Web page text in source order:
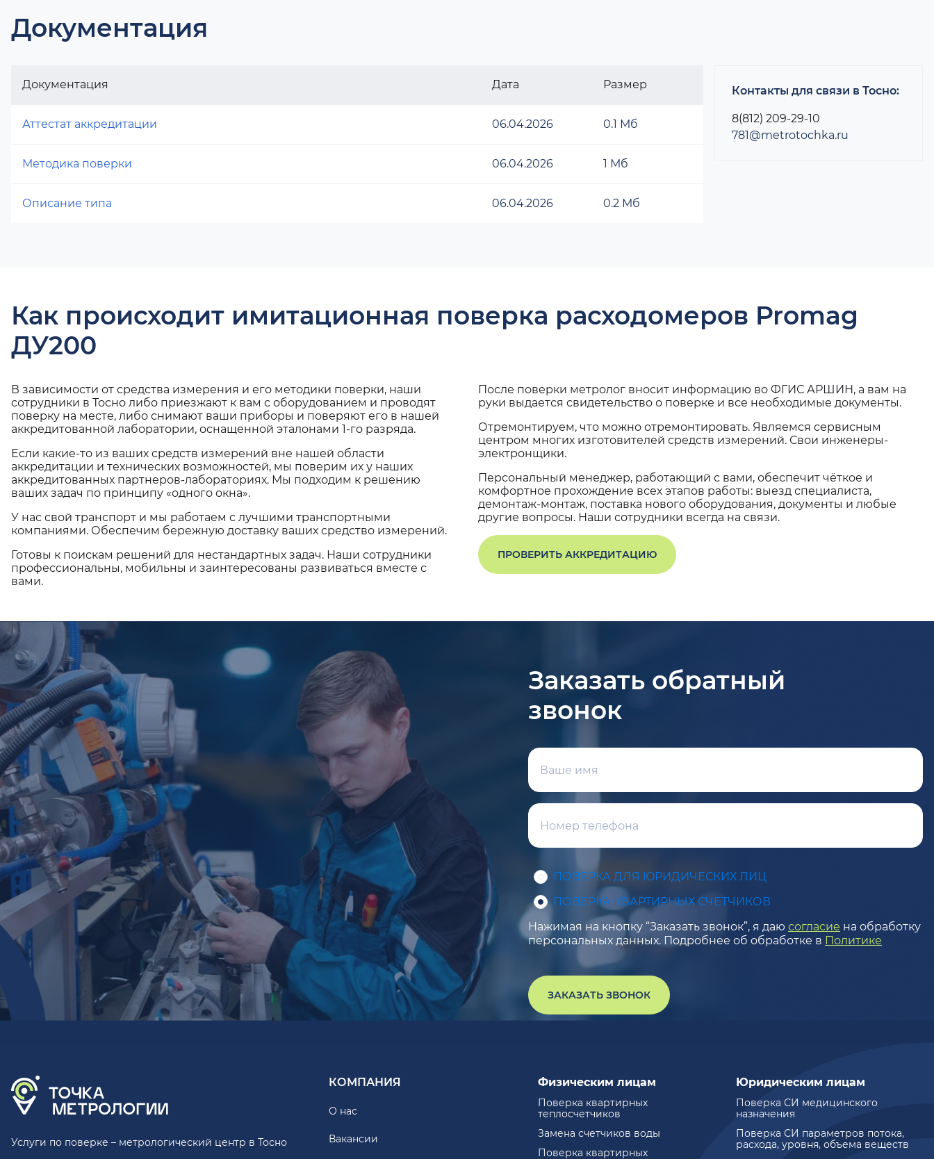
Документация
Документация Дата Размер
Аттестат аккредитации 06.04.2026 0.1 Мб
Методика поверки 06.04.2026 1 Мб
Описание типа 06.04.2026 0.2 Мб
Контакты для связи в Тосно:
8(812) 209-29-10
781@metrotochka.ru
Как происходит имитационная поверка расходомеров Promag
ДУ200
В зависимости от средства измерения и его методики поверки, наши
сотрудники в Тосно либо приезжают к вам с оборудованием и проводят
поверку на месте, либо снимают ваши приборы и поверяют его в нашей
аккредитованной лаборатории, оснащенной эталонами 1-го разряда.
Если какие-то из ваших средств измерений вне нашей области
аккредитации и технических возможностей, мы поверим их у наших
аккредитованных партнеров-лабораториях. Мы подходим к решению
ваших задач по принципу «одного окна».
У нас свой транспорт и мы работаем с лучшими транспортными
компаниями. Обеспечим бережную доставку ваших средство измерений.
Готовы к поискам решений для нестандартных задач. Наши сотрудники
профессиональны, мобильны и заинтересованы развиваться вместе с
вами.
После поверки метролог вносит информацию во ФГИС АРШИН, а вам на
руки выдается свидетельство о поверке и все необходимые документы.
Отремонтируем, что можно отремонтировать. Являемся сервисным
центром многих изготовителей средств измерений. Свои инженеры-
электронщики.
Персональный менеджер, работающий с вами, обеспечит чёткое и
комфортное прохождение всех этапов работы: выезд специалиста,
демонтаж-монтаж, поставка нового оборудования, документы и любые
другие вопросы. Наши сотрудники всегда на связи.
ПРОВЕРИТЬ АККРЕДИТАЦИЮ
Заказать обратный
звонок
ПОВЕРКА ДЛЯ ЮРИДИЧЕСКИХ ЛИЦ
ПОВЕРКА КВАРТИРНЫХ СЧЕТЧИКОВ
Нажимая на кнопку “Заказать звонок”, я даю согласие на обработку
персональных данных. Подробнее об обработке в Политике
ЗАКАЗАТЬ ЗВОНОК
Услуги по поверке – метрологический центр в Тосно
КОМПАНИЯ
О нас
Вакансии
Физическим лицам
Поверка квартирных
теплосчетчиков
Замена счетчиков воды
Поверка квартирных
Юридическим лицам
Поверка СИ медицинского
назначения
Поверка СИ параметров потока,
расхода, уровня, объема веществ